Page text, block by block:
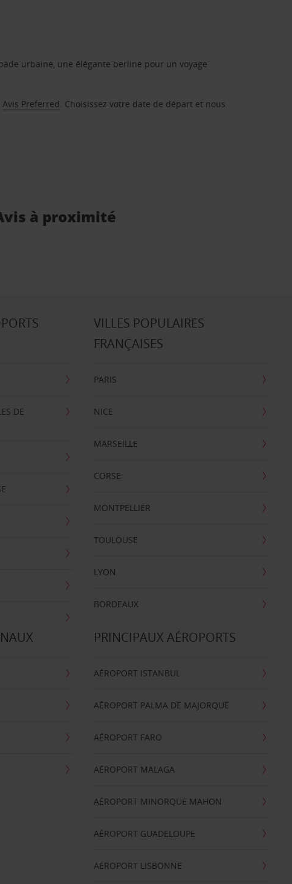
urbaine, une élégante berline pour un voyage
Avis Preferred. Choisissez votre date de départ et nous
à proximité
DE
VILLES POPULAIRES
FRANÇAISES
PARIS
NICE
MARSEILLE
CORSE
MONTPELLIER
TOULOUSE
LYON
BORDEAUX
PRINCIPAUX AÉROPORTS
AÉROPORT ISTANBUL
AÉROPORT PALMA DE MAJORQUE
AÉROPORT FARO
AÉROPORT MALAGA
AÉROPORT MINORQUE MAHON
AÉROPORT GUADELOUPE
AÉROPORT LISBONNE